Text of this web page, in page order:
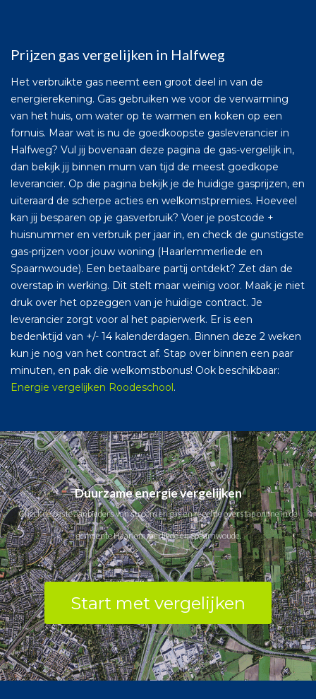
Prijzen gas vergelijken in Halfweg
Het verbruikte gas neemt een groot deel in van de
energierekening. Gas gebruiken we voor de verwarming
van het huis, om water op te warmen en koken op een
fornuis. Maar wat is nu de goedkoopste gasleverancier in
Halfweg? Vul jij bovenaan deze pagina de gas-vergelijk in,
dan bekijk jij binnen mum van tijd de meest goedkope
leverancier. Op die pagina bekijk je de huidige gasprijzen, en
uiteraard de scherpe acties en welkomstpremies. Hoeveel
kan jij besparen op je gasverbruik? Voer je postcode +
huisnummer en verbruik per jaar in, en check de gunstigste
gas-prijzen voor jouw woning (Haarlemmerliede en
Spaarnwoude). Een betaalbare partij ontdekt? Zet dan de
overstap in werking. Dit stelt maar weinig voor. Maak je niet
druk over het opzeggen van je huidige contract. Je
leverancier zorgt voor al het papierwerk. Er is een
bedenktijd van +/- 14 kalenderdagen. Binnen deze 2 weken
kun je nog van het contract af. Stap over binnen een paar
minuten, en pak die welkomstbonus! Ook beschikbaar:
Energie vergelijken Roodeschool.
Duurzame energie vergelijken
Check de beste aanbieders van stroom en gas en regel de overstap online in de
gemeente Haarlemmerliede en Spaarnwoude.
Start met vergelijken